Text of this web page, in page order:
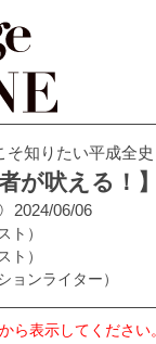
そ知りたい平成全史
者が吠える
2024/06/06
ト）
ト）
ョンライター）
ら表示してください。